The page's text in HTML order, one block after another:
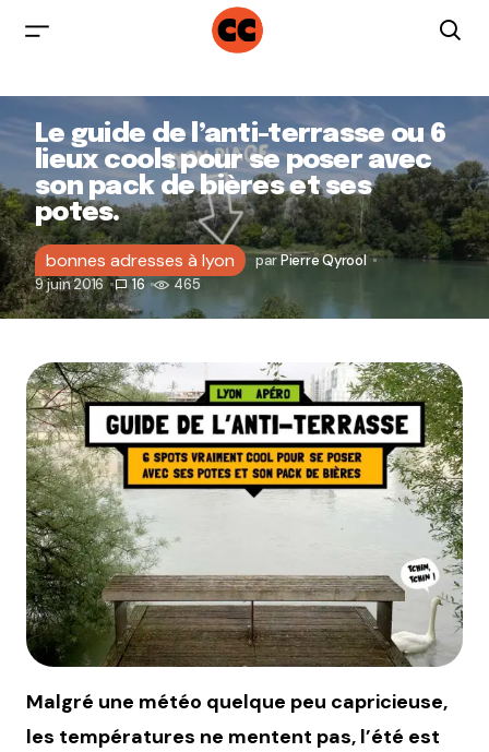
Le guide de l’anti-terrasse ou 6
lieux cools pour se poser avec
son pack de bières et ses
potes.
bonnes adresses à lyon parPierre Qyrool
9 juin 2016
16 465
Malgré une météo quelque peu capricieuse,
les températures ne mentent pas, l’été est